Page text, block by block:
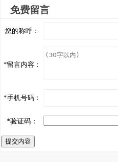
免费留言
您的称呼：
*留言内容：
*手机号码：
*验证码：
提交内容